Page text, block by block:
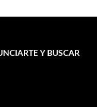
Y BUSCAR